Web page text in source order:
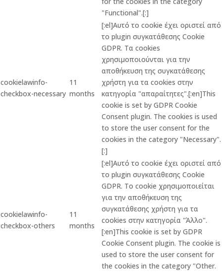
"Functional".[:]
cookielawinfo-
checkbox-necessary
11
months
[:el]Αυτό το cookie έχει οριστεί από
το plugin συγκατάθεσης Cookie
GDPR. Τα cookies
χρησιμοποιούνται για την
αποθήκευση της συγκατάθεσης
χρήστη για τα cookies στην
κατηγορία "απαραίτητες".[:en]This
cookie is set by GDPR Cookie
Consent plugin. The cookies is used
to store the user consent for the
cookies in the category "Necessary".
[:]
cookielawinfo-
checkbox-others
11
months
[:el]Αυτό το cookie έχει οριστεί από
το plugin συγκατάθεσης Cookie
GDPR. Το cookie χρησιμοποιείται
για την αποθήκευση της
συγκατάθεσης χρήστη για τα
cookies στην κατηγορία "Άλλο".
[:en]This cookie is set by GDPR
Cookie Consent plugin. The cookie is
used to store the user consent for
the cookies in the category "Other.